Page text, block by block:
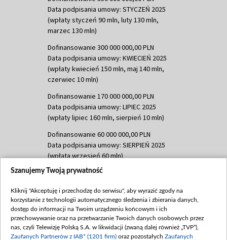
Data podpisania umowy: STYCZEŃ 2025
(wpłaty styczeń 90 mln, luty 130 mln,
marzec 130 mln)
Dofinansowanie 300 000 000,00 PLN
Data podpisania umowy: KWIECIEŃ 2025
(wpłaty kwiecień 150 mln, maj 140 mln,
czerwiec 10 mln)
Dofinansowanie 170 000 000,00 PLN
Data podpisania umowy: LIPIEC 2025
(wpłaty lipiec 160 mln, sierpień 10 mln)
Dofinansowanie 60 000 000,00 PLN
Data podpisania umowy: SIERPIEŃ 2025
(wpłata wrzesień 60 mln)
Dofinansowanie 635 783 051,21 PLN
(wpłata wrzesień 100 mln, październik 350
mln, listopad 265 mln)
Dofinansowanie 48 862 000,00 PLN
Data podpisania umowy: GRUDZIEŃ 2025
Szanujemy Twoją prywatność
Kliknij "Akceptuję i przechodzę do serwisu", aby wyrazić zgody na
korzystanie z technologii automatycznego śledzenia i zbierania danych,
dostęp do informacji na Twoim urządzeniu końcowym i ich
przechowywanie oraz na przetwarzanie Twoich danych osobowych przez
nas, czyli Telewizję Polską S.A. w likwidacji (zwaną dalej również „TVP”),
Zaufanych Partnerów z IAB* (1201 firm) oraz pozostałych Zaufanych